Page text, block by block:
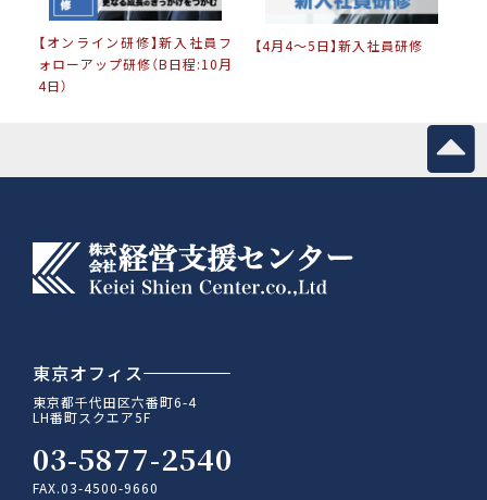
【オンライン研修】新入社員フ
ォローアップ研修（B日程:10月
4日）
【4月4〜5日】新入社員研修
東京オフィス
東京都千代田区六番町6-4
LH番町スクエア5F
03-5877-2540
FAX.03-4500-9660